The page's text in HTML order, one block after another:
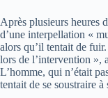
Après plusieurs heures
d’une interpellation «
alors qu’il tentait de
lors de l’intervention »,
L’homme, qui n’était
tentait de se soustraire à